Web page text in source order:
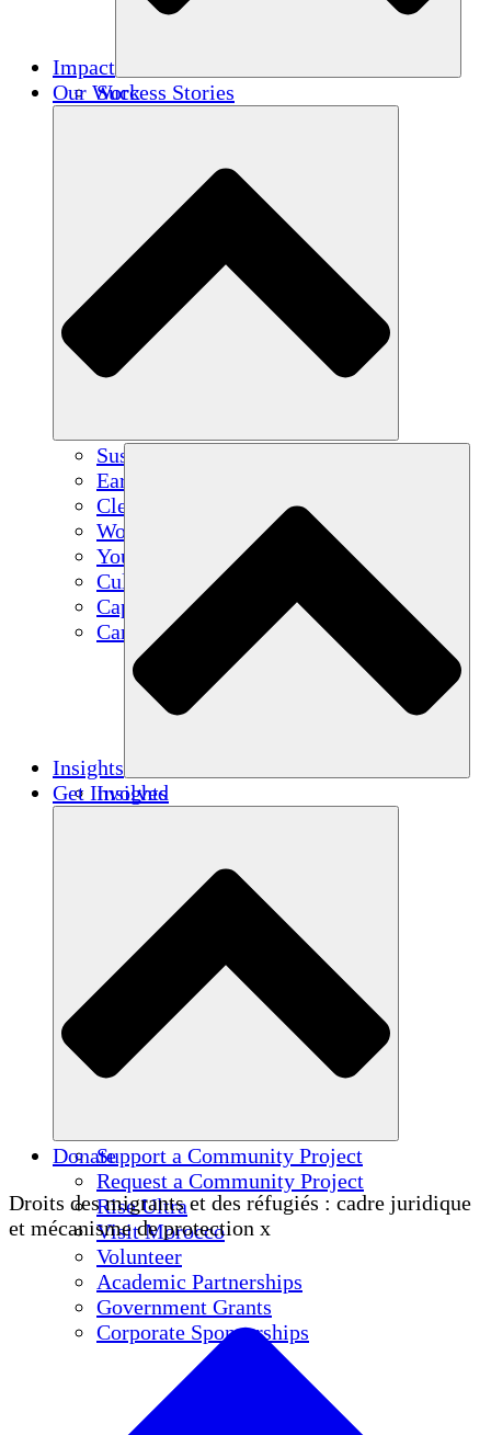
Impact
Success Stories
Our Work
Sustainable Agriculture
Earthquake Recovery
Clean Water
Women's Empowerment
Youth & Students
Cultural Preservation & Dialogue
Capacity Building
Carbon Credits
Insights
Insights
Get Involved
Support a Community Project
Request a Community Project
Rise Ultra
Visit Morocco
Volunteer
Academic Partnerships
Government Grants
Corporate Sponsorships
Donate
Droits des migrants et des réfugiés : cadre juridique
et mécanisme de protection x